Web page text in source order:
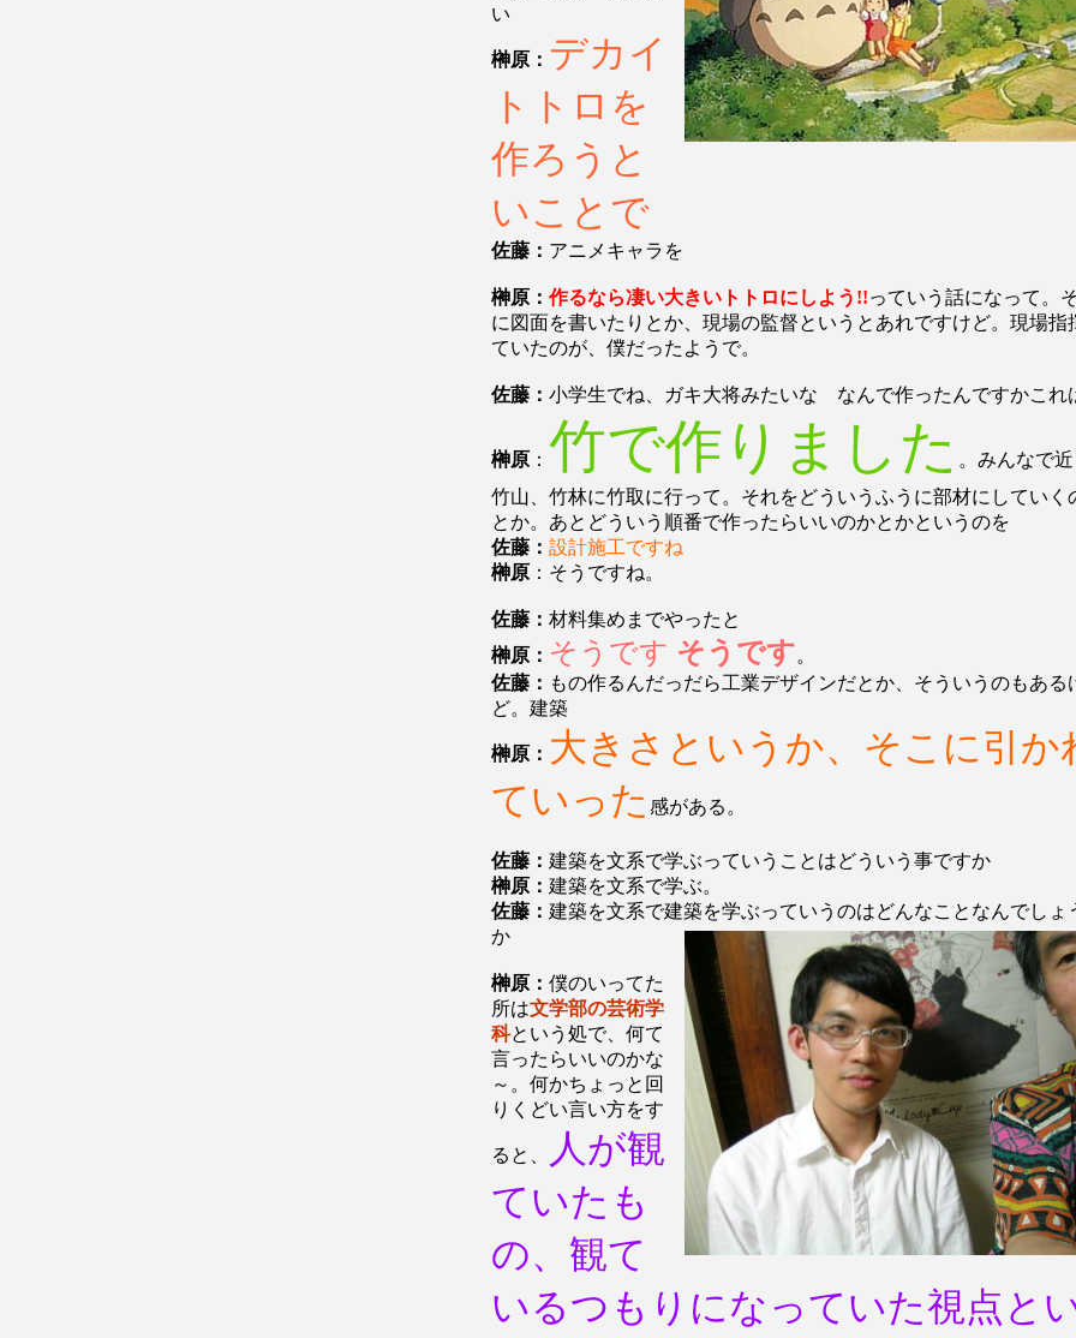
い
榊原： デカイ
トトロを
作ろうと
いことで
佐藤： アニメキャラを
榊原： 作るなら凄い大きいトトロにしよう!!っていう話になって。
に図面を書いたりとか、現場の監督というとあれですけど。現場指
ていたのが、僕だったようで。
佐藤： 小学生でね、ガキ大将みたいな なんで作ったんですかこれ
榊原 ： 竹で作りました 。みんなで
竹山、竹林に竹取に行って。それをどういうふうに部材にしていく
とか。あとどういう順番で作ったらいいのかとかというのを
佐藤： 設計施工ですね
榊原 ：そうですね。
佐藤： 材料集めまでやったと
榊原： そうです そうです。
佐藤： もの作るんだっだら工業デザインだとか、そういうのもある
ど。建築
榊原： 大きさというか、そこに引か
ていった 感がある。
佐藤： 建築を文系で学ぶっていうことはどういう事ですか
榊原： 建築を文系で学ぶ。
佐藤： 建築を文系で建築を学ぶっていうのはどんなことなんでしょ
か
榊原： 僕のいってた
所は文学部の芸術学
科という処で、何て
言ったらいいのかな
～。何かちょっと回
りくどい言い方をす
ると、
人が観
ていたも
の、観て
いるつもりになっていた視点と